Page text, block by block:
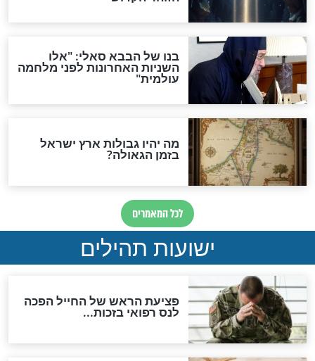
לכל המאמרים
להמתקת הדינים וביטול
גזרות
סגולת ע"ב שמות הקודש